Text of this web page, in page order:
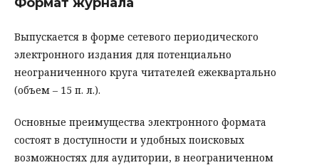
Выпускается в форме сетевого периодического
электронного издания для потенциально
неограниченного круга читателей ежеквартально
(объем – 15 п. л.).
Основные преимущества электронного формата
состоят в доступности и удобных поисковых
возможностях для аудитории, в неограниченном